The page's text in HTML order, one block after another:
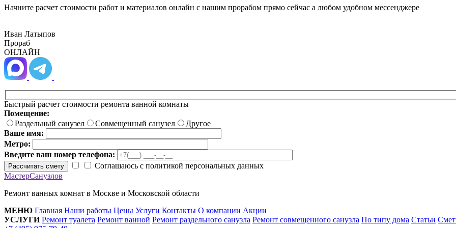
Начните расчет стоимости работ и материалов онлайн с нашим прорабом прямо сейчас а любом удобном мессенджере
Иван Латыпов
Прораб
ОНЛАЙН
Быстрый расчет стоимости ремонта ванной комнаты
Помещение:
Раздельный санузел
Совмещенный санузел
Другое
Ваше имя:
Метро:
Введите ваш номер телефона:
Рассчитать смету
Соглашаюсь с политикой персональных данных
МастерСанузлов
Ремонт ванных комнат в Москве и Московской области
МЕНЮ Главная Наши работы Цены Услуги Контакты О компании Акции
УСЛУГИ Ремонт туалета Ремонт ванной Ремонт раздельного санузла Ремонт совмещенного санузла По типу дома Статьи